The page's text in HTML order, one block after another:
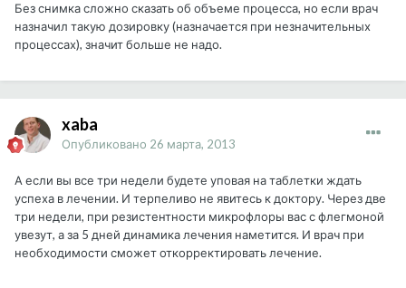
Без снимка сложно сказать об объеме процесса, но если врач
назначил такую дозировку (назначается при незначительных
процессах), значит больше не надо.
xaba
Опубликовано 26 марта, 2013
А если вы все три недели будете уповая на таблетки ждать
успеха в лечении. И терпеливо не явитесь к доктору. Через две
три недели, при резистентности микрофлоры вас с флегмоной
увезут, а за 5 дней динамика лечения наметится. И врач при
необходимости сможет откорректировать лечение.